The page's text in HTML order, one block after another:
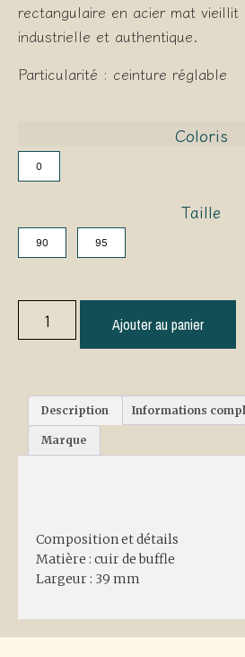
rectangulaire en acier mat vieillit
industrielle et authentique.
Particularité : ceinture réglable
Coloris
0
Taille
90 95
Ajouter au panier
Description Informations
Marque
Composition et détails
Matière : cuir de buffle
Largeur : 39 mm